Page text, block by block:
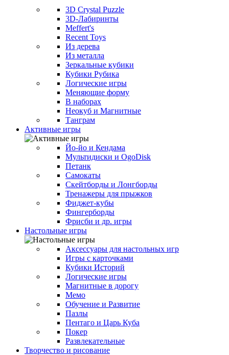
3D Crystal Puzzle
3D-Лабиринты
Meffert's
Recent Toys
Из дерева
Из металла
Зеркальные кубики
Кубики Рубика
Логические игры
Меняющие форму
В наборах
Неокуб и Магнитные
Танграм
Активные игры
Йо-йо и Кендама
Мультидиски и OgoDisk
Петанк
Самокаты
Скейтборды и Лонгборды
Тренажеры для прыжков
Фиджет-кубы
Фингерборды
Фрисби и др. игры
Настольные игры
Аксессуары для настольных игр
Игры с карточками
Кубики Историй
Логические игры
Магнитные в дорогу
Мемо
Обучение и Развитие
Пазлы
Пентаго и Царь Куба
Покер
Развлекательные
Творчество и рисование